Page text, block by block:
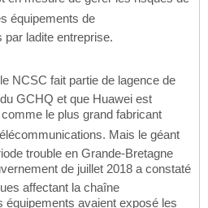
équipements de
ladite entreprise.
NCSC fait partie de lagence de
GCHQ et que Huawei est
comme le plus grand fabricant
Mais le géant
trouble en Grande-Bretagne
de juillet 2018 a constaté
affectant la chaîne
équipements avaient exposé les